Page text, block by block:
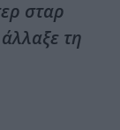
σταρ
τη